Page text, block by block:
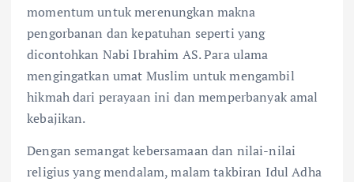
momentum untuk merenungkan makna
pengorbanan dan kepatuhan seperti yang
dicontohkan Nabi Ibrahim AS. Para ulama
mengingatkan umat Muslim untuk mengambil
hikmah dari perayaan ini dan memperbanyak amal
kebajikan.
Dengan semangat kebersamaan dan nilai-nilai
religius yang mendalam, malam takbiran Idul Adha